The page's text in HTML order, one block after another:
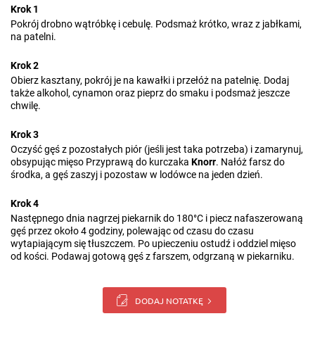
Krok 1
Pokrój drobno wątróbkę i cebulę. Podsmaż krótko, wraz z jabłkami,
na patelni.
Krok 2
Obierz kasztany, pokrój je na kawałki i przełóż na patelnię. Dodaj
także alkohol, cynamon oraz pieprz do smaku i podsmaż jeszcze
chwilę.
Krok 3
Oczyść gęś z pozostałych piór (jeśli jest taka potrzeba) i zamarynuj,
obsypując mięso Przyprawą do kurczaka Knorr. Nałóż farsz do
środka, a gęś zaszyj i pozostaw w lodówce na jeden dzień.
Krok 4
Następnego dnia nagrzej piekarnik do 180°C i piecz nafaszerowaną
gęś przez około 4 godziny, polewając od czasu do czasu
wytapiającym się tłuszczem. Po upieczeniu ostudź i oddziel mięso
od kości. Podawaj gotową gęś z farszem, odgrzaną w piekarniku.
DODAJ NOTATKĘ